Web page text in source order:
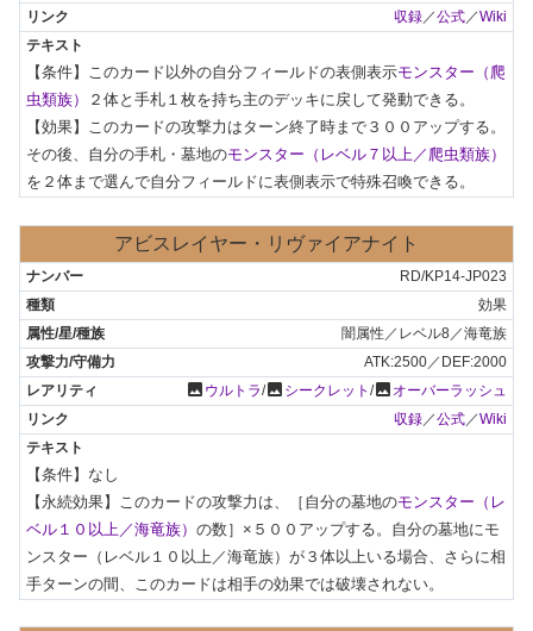
収録／公式／Wiki
【条件】このカード以外の自分フィールドの表側表示モンスター（爬
虫類族）
２体と手札１枚を持ち主のデッキに戻して発動できる。
【効果】このカードの攻撃力はターン終了時まで３００アップする。
その後、自分の手札・墓地のモンスター（レベル７以上／爬虫類族）
を２体まで選んで自分フィールドに表側表示で特殊召喚できる。
アビスレイヤー・リヴァイアナイト
RD/KP14-JP023
効果
闇属性／レベル8／海竜族
ATK:2500／DEF:2000
photo ウルトラ/photo シークレット /photo オーバーラッシュ
収録 ／公式 ／Wiki
【条件】なし
【永続効果】このカードの攻撃力は、［自分の墓地のモンスター（レ
ベル１０以上／海竜族） の数］×５００アップする。自分の墓地にモ
ンスター（レベル１０以上／海竜族）が３体以上いる場合、さらに相
手ターンの間、このカードは相手の効果では破壊されない。